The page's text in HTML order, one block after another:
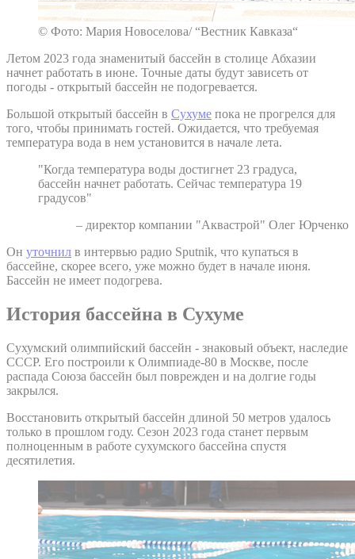
© Фото: Мария Новоселова/ “Вестник Кавказа“
Летом 2023 года знаменитый бассейн в столице Абхазии
начнет работать в июне. Точные даты будут зависеть от
погоды - открытый бассейн не подогревается.
Большой открытый бассейн в Сухуме пока не прогрелся для
того, чтобы принимать гостей. Ожидается, что требуемая
температура вода в нем установится в начале лета.
"Когда температура воды достигнет 23 градуса,
бассейн начнет работать. Сейчас температура 19
градусов"
– директор компании "Аквастрой" Олег Юрченко
Он уточнил в интервью радио Sputnik, что купаться в
бассейне, скорее всего, уже можно будет в начале июня.
Бассейн не имеет подогрева.
История бассейна в Сухуме
Сухумский олимпийский бассейн - знаковый объект, наследие
СССР. Его построили к Олимпиаде-80 в Москве, после
распада Союза бассейн был поврежден и на долгие годы
закрылся.
Восстановить открытый бассейн длиной 50 метров удалось
только в прошлом году. Сезон 2023 года станет первым
полноценным в работе сухумского бассейна спустя
десятилетия.